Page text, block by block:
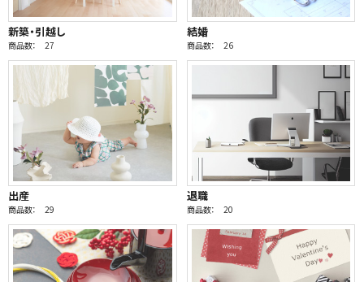
新築・引越し
商品数： 27
結婚
商品数： 26
出産
商品数： 29
退職
商品数： 20